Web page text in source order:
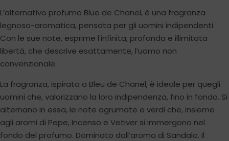
L’alternativo profumo Blue de Chanel, è una fragranza
legnoso-aromatica, pensata per gli uomini indipendenti.
Con le sue note, esprime l’infinita, profonda e illimitata
libertà, che descrive esattamente, l’uomo non
convenzionale.
La fragranza, ispirata a Bleu de Chanel, è ideale per quegli
uomini che, valorizzano la loro indipendenza, fino in fondo. Si
alternano in essa, le note agrumate e verdi che, insieme
agli aromi di Pepe, Incenso e Vetiver si immergono nel
fondo del profumo. Dominato dall’aroma di Sandalo. Il